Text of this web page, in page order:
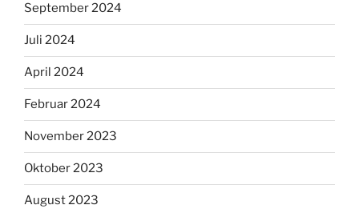
September 2024
Juli 2024
April 2024
Februar 2024
November 2023
Oktober 2023
August 2023